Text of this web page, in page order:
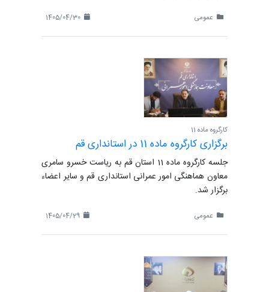
عمومی
کارگروه ماده 11
برگزاری کارگروه ماده 11 در استانداری قم
جلسه کارگروه ماده 11 استان قم به ریاست خسرو سامری
معاون هماهنگی امور عمرانی استانداری قم و سایر اعضاء
برگزار شد.
عمومی